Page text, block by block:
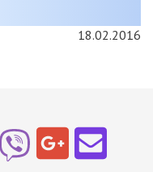
18.02.2016